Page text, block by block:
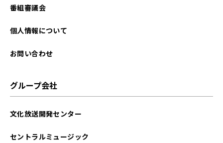
番組審議会
個人情報について
お問い合わせ
グループ会社
文化放送開発センター
セントラルミュージック